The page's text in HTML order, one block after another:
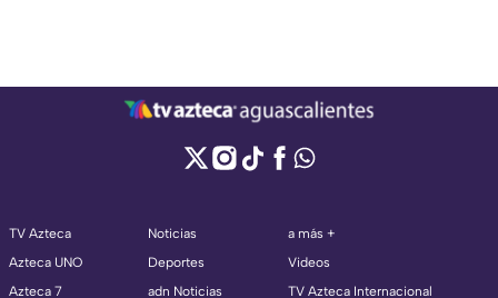
TV Azteca
Azteca UNO
Azteca 7
Noticias
Deportes
adn Noticias
a más +
Videos
TV Azteca Internacional